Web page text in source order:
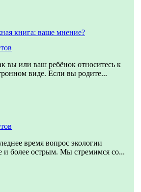
книга: ваше мнение?
вы или ваш ребёнок относитесь к
виде. Если вы родите...
время вопрос экологии
и более острым. Мы стремимся со...